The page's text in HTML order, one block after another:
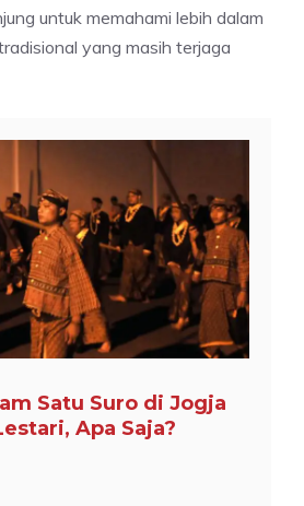
untuk memahami lebih dalam
yang masih terjaga
Satu Suro di Jogja
Apa Saja?